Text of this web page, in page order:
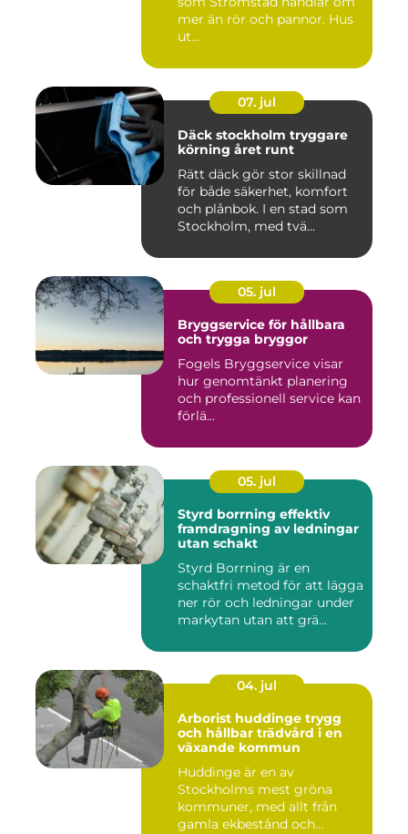
mer än rör och pannor. Hus
ut...
07. jul
Däck stockholm tryggare
körning året runt
Rätt däck gör stor skillnad
för både säkerhet, komfort
och plånbok. I en stad som
Stockholm, med tvä...
05. jul
Bryggservice för hållbara
och trygga bryggor
Fogels Bryggservice visar
hur genomtänkt planering
och professionell service kan
förlä...
05. jul
Styrd borrning effektiv
framdragning av ledningar
utan schakt
Styrd Borrning är en
schaktfri metod för att lägga
ner rör och ledningar under
markytan utan att grä...
04. jul
Arborist huddinge trygg
och hållbar trädvård i en
växande kommun
Huddinge är en av
Stockholms mest gröna
kommuner, med allt från
gamla ekbestånd och